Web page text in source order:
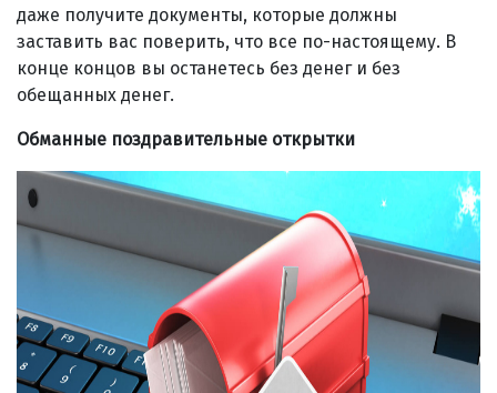
даже получите документы, которые должны
заставить вас поверить, что все по-настоящему. В
конце концов вы останетесь без денег и без
обещанных денег.
Обманные поздравительные открытки